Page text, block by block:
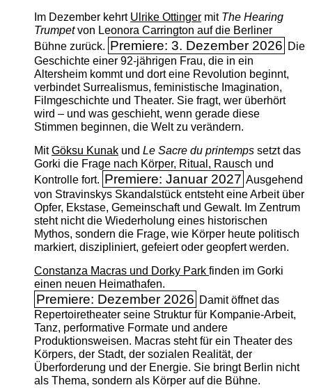
Im Dezember kehrt Ulrike Ottingermit The ­Hearing
Trumpetvon Leonora Carrington auf die Berliner
Bühne zurück. Premiere: 3. Dezember 2026 Die
Geschichte einer 92-jährigen Frau, die in ein
Altersheim kommt und dort eine Revolution beginnt,
verbindet Surrealismus, feministische Imagination,
Filmgeschichte und Theater. Sie fragt, wer überhört
wird – und was geschieht, wenn gerade diese
Stimmen beginnen, die Welt zu verändern.
MitGöksu Kunakund Le Sacre du printempssetzt das
Gorki die Frage nach Körper, Ritual, Rausch und
Kontrolle fort. Premiere: Januar 2027 Ausgehend
von Stravinskys Skandalstück entsteht eine Arbeit über
Opfer, Ekstase, Gemeinschaft und Gewalt. Im Zentrum
steht nicht die Wiederholung eines historischen
Mythos, sondern die Frage, wie Körper heute politisch
markiert, diszipliniert, gefeiert oder geopfert werden.
Constanza Macras und Dorky Park finden im Gorki
einen neuen Heimathafen.
Premiere: Dezember 2026 Damit öffnet das
Repertoiretheater seine Struktur für Kompanie-Arbeit,
Tanz, performative Formate und andere
Produktionsweisen. Macras steht für ein Theater des
Körpers, der Stadt, der sozialen Realität, der
Überforderung und der Energie. Sie bringt Berlin nicht
als Thema, sondern als Körper auf die Bühne.